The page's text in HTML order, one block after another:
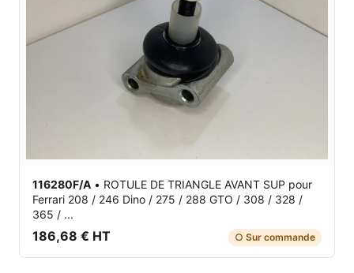
116280F/A • ROTULE DE TRIANGLE AVANT SUP pour
Ferrari 208 / 246 Dino / 275 / 288 GTO / 308 / 328 /
365 / ...
186,68 € HT ○ Sur commande